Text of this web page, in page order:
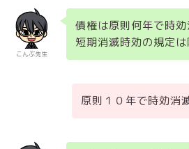
こんぶ先生
債権は原則何年で時
短期消滅時効の規定は
原則１０年で時効消